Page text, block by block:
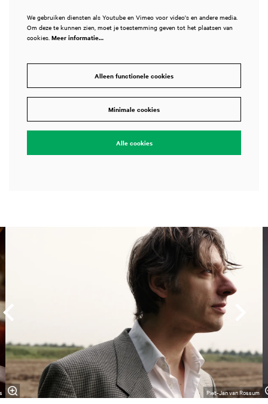
We gebruiken diensten als Youtube en Vimeo voor video's en andere media.
Om deze te kunnen zien, moet je toestemming geven tot het plaatsen van
cookies. Meer informatie…
Alleen functionele cookies
Minimale cookies
Alle cookies
Overslaan
Piet-Jan van Rossum